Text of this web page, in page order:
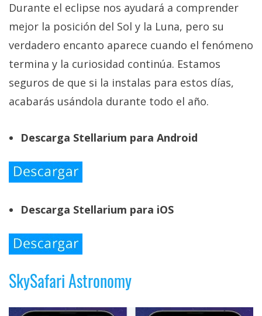
Durante el eclipse nos ayudará a comprender
mejor la posición del Sol y la Luna, pero su
verdadero encanto aparece cuando el fenómeno
termina y la curiosidad continúa. Estamos
seguros de que si la instalas para estos días,
acabarás usándola durante todo el año.
Descarga Stellarium para Android
Descarga Stellarium para iOS
SkySafari Astronomy